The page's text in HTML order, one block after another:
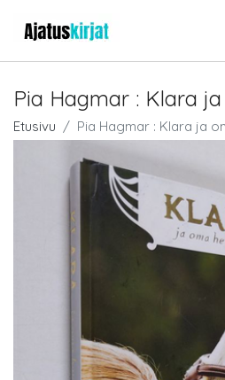
Pia Hagmar : Klara
Etusivu Pia Hagmar : Klara ja